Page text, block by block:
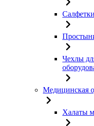
Чехлы
Медицинская
Халаты